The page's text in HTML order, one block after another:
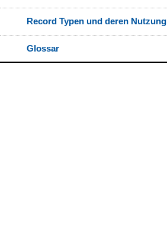
Record Typen und deren Nutzung
Glossar